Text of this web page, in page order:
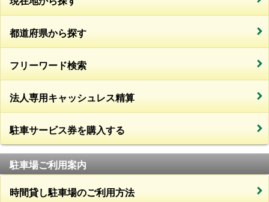
都道府県から探す
フリーワード検索
法人専用キャッシュレス精算
駐車サービス券を購入する
駐車場ご利用案内
時間貸し駐車場のご利用方法